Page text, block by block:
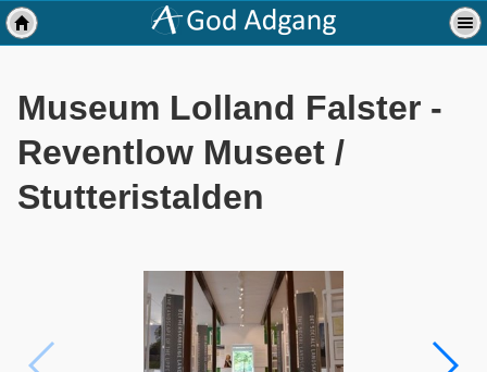
Museum Lolland Falster -
Reventlow Museet /
Stutteristalden